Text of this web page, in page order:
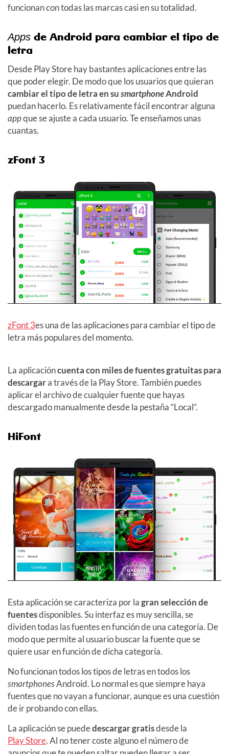
funcionan con todas las marcas casi en su totalidad.
Apps de Android para cambiar el tipo de
letra
Desde Play Store hay bastantes aplicaciones entre las
que poder elegir. De modo que los usuarios que quieran
cambiar el tipo de letra en susmartphoneAndroid
puedan hacerlo. Es relativamente fácil encontrar alguna
appque se ajuste a cada usuario. Te enseñamos unas
cuantas.
zFont 3
zFont 3es una de las aplicaciones para cambiar el tipo de
letra más populares del momento.
La aplicacióncuenta con miles de fuentes gratuitas para
descargara través de la Play Store. También puedes
aplicar el archivo de cualquier fuente que hayas
descargado manualmente desde la pestaña “Local”.
HiFont
Esta aplicación se caracteriza por lagran selección de
fuentesdisponibles. Su interfaz es muy sencilla, se
dividen todas las fuentes en función de una categoría. De
modo que permite al usuario buscar la fuente que se
quiere usar en función de dicha categoría.
No funcionan todos los tipos de letras en todos los
smartphonesAndroid. Lo normal es que siempre haya
fuentes que no vayan a funcionar, aunque es una cuestión
de ir probando con ellas.
La aplicación se puededescargar gratisdesde la
Play Store. Al no tener coste alguno el número de